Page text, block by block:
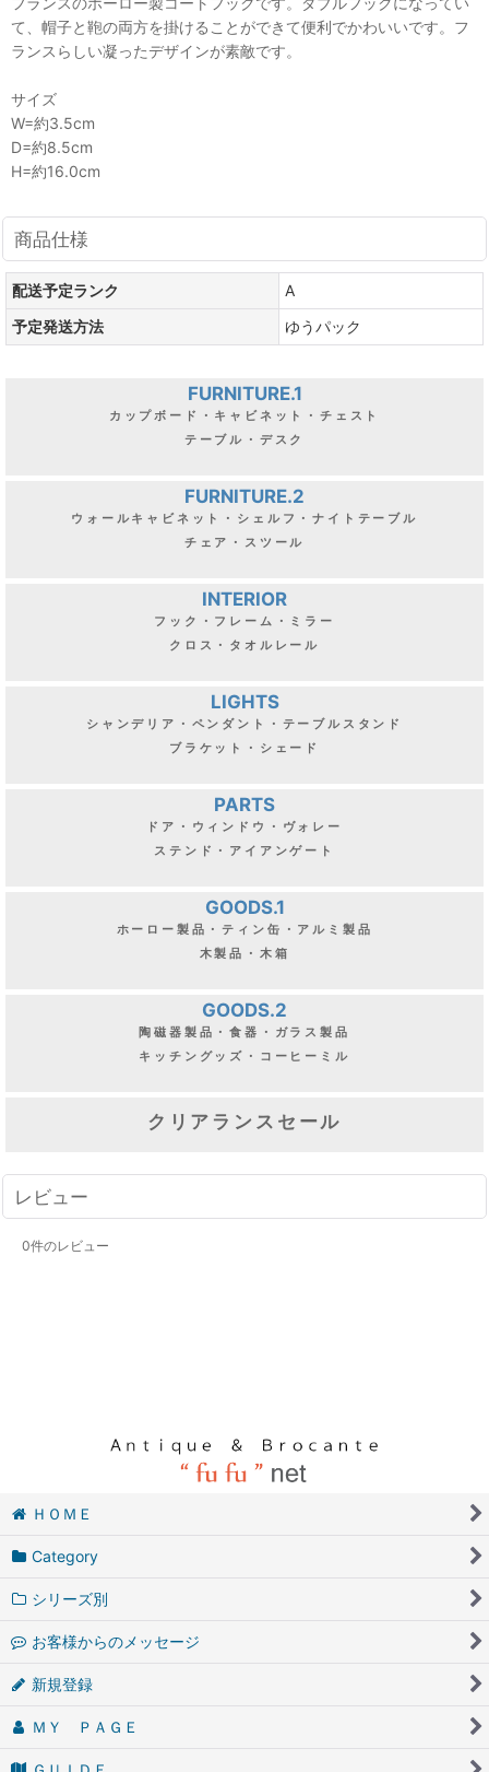
て、帽子と鞄の両方を掛けることができて便利でかわいいです。フ
ランスらしい凝ったデザインが素敵です。
サイズ
W=約3.5cm
D=約8.5cm
H=約16.0cm
商品仕様
配送予定ランク
A
予定発送方法
ゆうパック
FURNITURE.1
カップボード・キャビネット・チェスト
テーブル・デスク
FURNITURE.2
ウォールキャビネット・シェルフ・ナイトテーブル
チェア・スツール
INTERIOR
フック・フレーム・ミラー
クロス・タオルレール
LIGHTS
シャンデリア・ペンダント・テーブルスタンド
ブラケット・シェード
PARTS
ドア・ウィンドウ・ヴォレー
ステンド・アイアンゲート
GOODS.1
ホーロー製品・ティン缶・アルミ製品
木製品・木箱
GOODS.2
陶磁器製品・食器・ガラス製品
キッチングッズ・コーヒーミル
クリアランスセール
レビュー
0件のレビュー
ＨＯＭＥ
Category
シリーズ別
お客様からのメッセージ
新規登録
ＭＹ ＰＡＧＥ